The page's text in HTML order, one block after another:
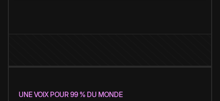
UNE VOIX POUR 99 % DU MONDE